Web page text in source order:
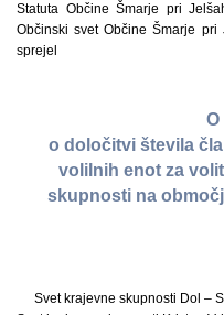
Statuta Občine Šmarje pri
Občinski svet Občine Šmarje
sprejel
O
o določitvi števila
volilnih enot za
skupnosti na
Svet krajevne skupnosti Dol –